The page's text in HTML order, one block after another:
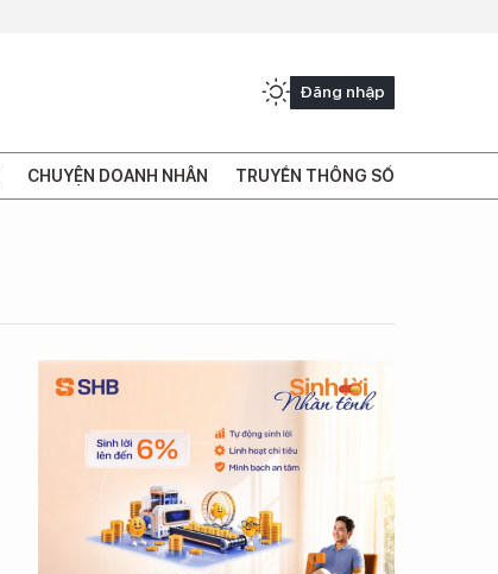
Đăng nhập
CHUYỆN DOANH NHÂN TRUYỀN THÔNG SỐ